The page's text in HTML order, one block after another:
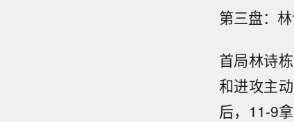
第三盘：
首局林诗
和进攻主
后，11-9